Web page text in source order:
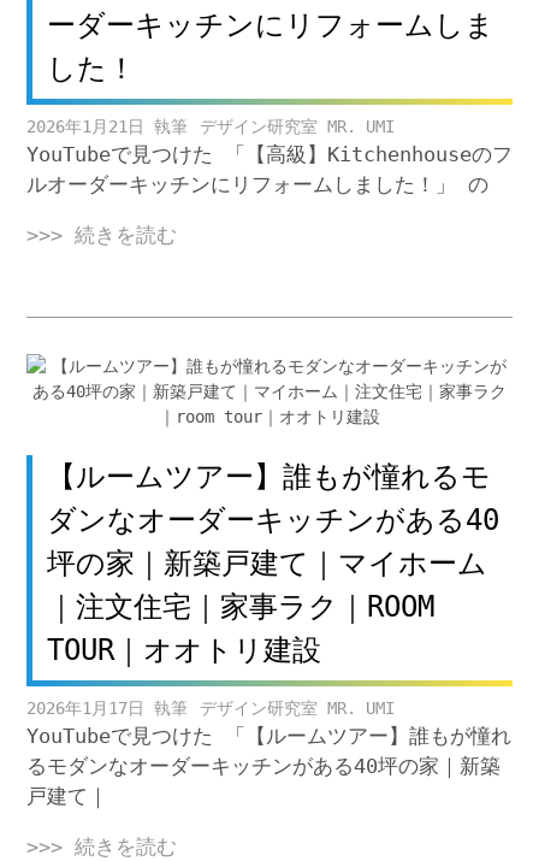
ーダーキッチンにリフォームしま
した！
2026年1月21日 デザイン研究室 MR. UMI
YouTubeで見つけた 「【高級】Kitchenhouseのフ
ルオーダーキッチンにリフォームしました！」 の
>>> 続きを読む
【ルームツアー】誰もが憧れるモ
ダンなオーダーキッチンがある40
坪の家｜新築戸建て｜マイホーム
｜注文住宅｜家事ラク｜ROOM
TOUR｜オオトリ建設
2026年1月17日 デザイン研究室 MR. UMI
YouTubeで見つけた 「【ルームツアー】誰もが憧れ
るモダンなオーダーキッチンがある40坪の家｜新築
戸建て｜
>>> 続きを読む